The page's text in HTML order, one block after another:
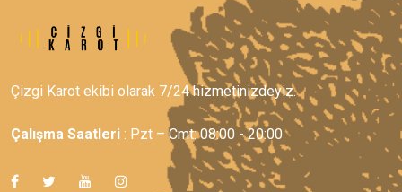
Çizgi Karot ekibi olarak 7/24 hizmetinizdeyiz.
Çalışma Saatleri : Pzt – Cmt: 08:00 - 20:00